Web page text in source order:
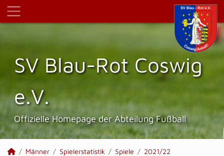
SV Blau-Rot Coswig
e.V.
Offizielle Homepage der Abteilung Fußball
Männer Spielerstatistik Spiele
2021/22